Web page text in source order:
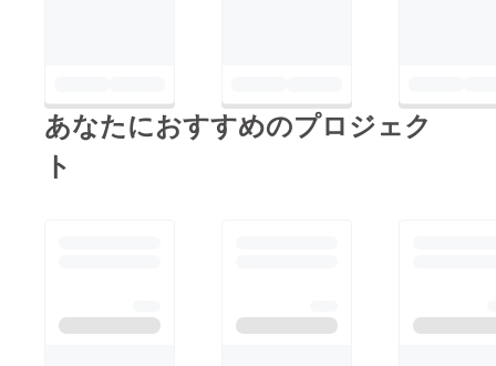
あなたにおすすめのプロジェク
ト